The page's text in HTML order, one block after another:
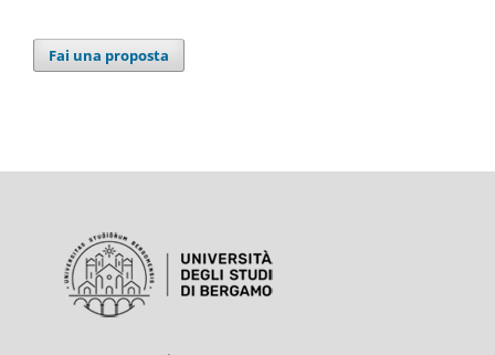
Fai una proposta